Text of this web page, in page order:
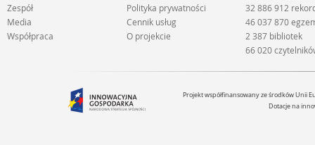
Zespół
Media
Współpraca
Polityka prywatności
Cennik usług
O projekcie
32 886 912
46 037 870
2 387 bibliotek
66 020
Projekt współfinansowany ze środków Unii
Dotacje na